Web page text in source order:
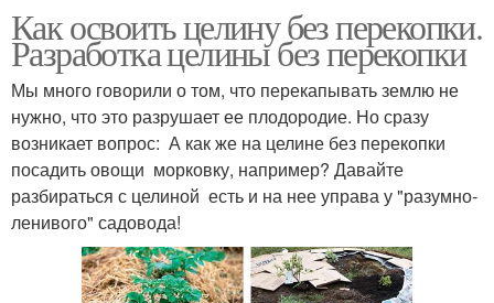
Как освоить целину без перекопки.
Разработка целины без перекопки
Мы много говорили о том, что перекапывать землю не
нужно, что это разрушает ее плодородие. Но сразу
возникает вопрос: ­ А как же на целине без перекопки
посадить овощи ­ морковку, например? Давайте
разбираться с целиной ­ есть и на нее управа у "разумно­
ленивого" садовода!